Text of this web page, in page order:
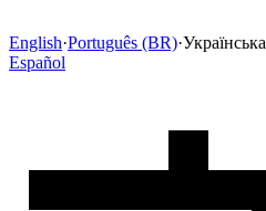
English·Português (BR)·Українська
Español